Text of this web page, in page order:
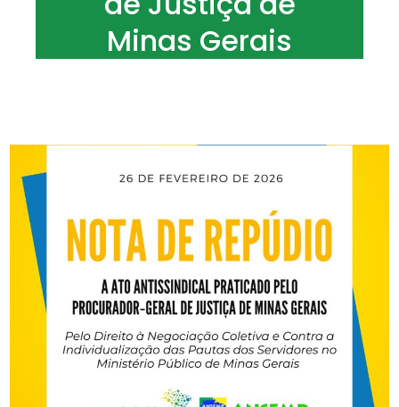
Minas Gerais